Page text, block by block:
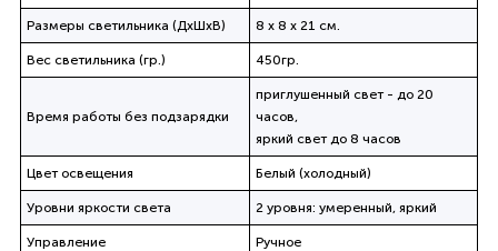
Размеры светильника (ДхШхВ) 8 х 8 х 21 см.
Вес светильника (гр.) 450гр.
Время работы без подзарядки
приглушенный свет - до 20
часов,
яркий свет до 8 часов
Цвет освещения Белый (холодный)
Уровни яркости света 2 уровня: умеренный, яркий
Управление Ручное